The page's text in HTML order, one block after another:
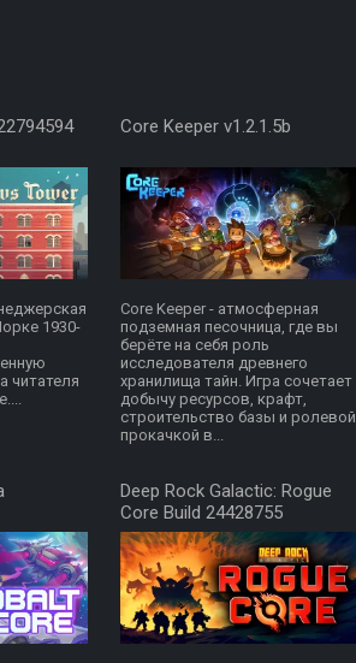
1930-
читателя
Core Keeper v1.2.1.5b
Core Keeper - атмосферная
подземная песочница, где вы
берёте на себя роль
исследователя древнего
хранилища тайн. Игра сочетает
добычу ресурсов, крафт,
строительство базы и ролевой
прокачкой в...
Deep Rock Galactic: Rogue
Core Build 24428755